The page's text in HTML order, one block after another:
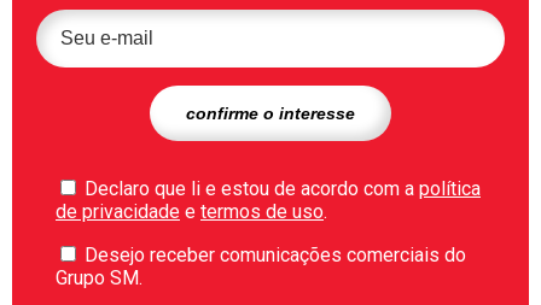
Declaro que li e estou de acordo com a política
de privacidade e termos de uso.
Desejo receber comunicações comerciais do
Grupo SM.